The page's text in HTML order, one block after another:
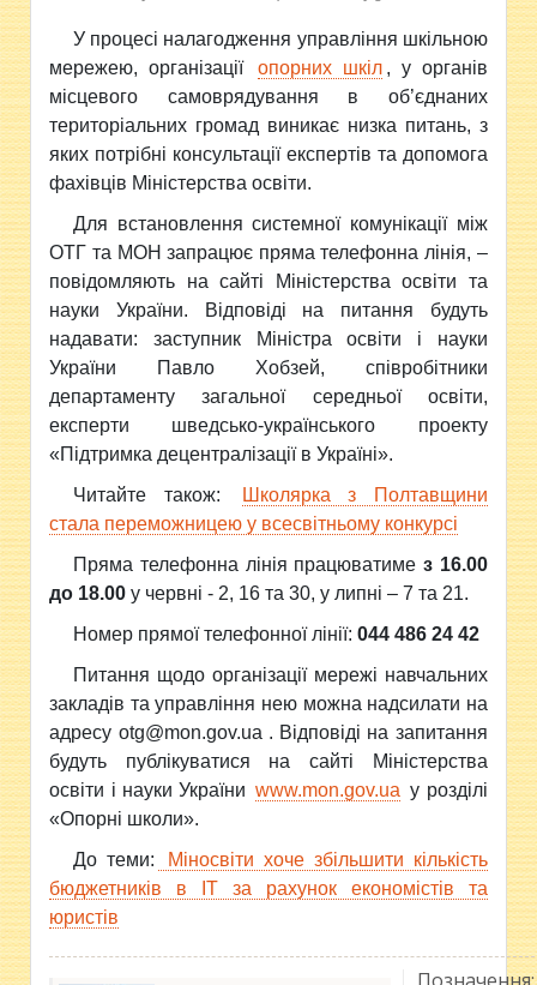
У процесі налагодження управління шкільною
мережею, організації
опорних шкіл , у органів
місцевого самоврядування в об’єднаних
територіальних громад виникає низка питань, з
яких потрібні консультації експертів та допомога
фахівців Міністерства освіти.
Для встановлення системної комунікації між
ОТГ та МОН запрацює пряма телефонна лінія, –
повідомляють на сайті Міністерства освіти та
науки України. Відповіді на питання будуть
надавати: заступник Міністра освіти і науки
України Павло Хобзей, співробітники
департаменту загальної середньої освіти,
експерти шведсько-українського проекту
«Підтримка децентралізації в Україні».
Читайте також:
Школярка з Полтавщини
стала переможницею у всесвітньому конкурсі
Пряма телефонна лінія працюватиме з 16.00
до 18.00 у червні - 2, 16 та 30, у липні – 7 та 21.
Номер прямої телефонної лінії:044 486 24 42
Питання щодо організації мережі навчальних
закладів та управління нею можна надсилати на
адресу otg@mon.gov.ua . Відповіді на запитання
будуть публікуватися на сайті Міністерства
освіти і науки України www.mon.gov.ua у розділі
«Опорні школи».
До теми:
Міносвіти хоче збільшити кількість
бюджетників в IT за рахунок економістів та
юристів